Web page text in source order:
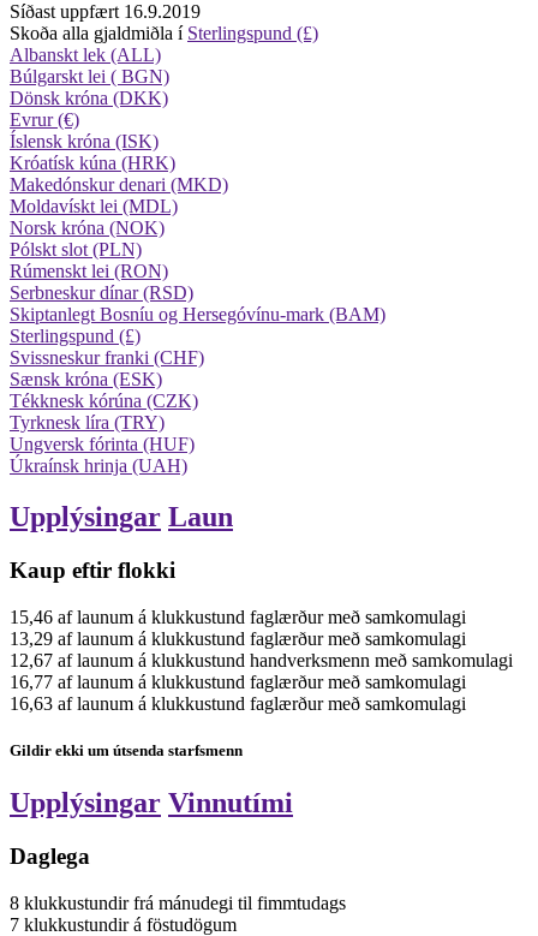
Síðast uppfært 16.9.2019
Skoða alla gjaldmiðla í Sterlingspund (£)
Albanskt lek (ALL)
Búlgarskt lei ( BGN)
Dönsk króna (DKK)
Evrur (€)
Íslensk króna (ISK)
Króatísk kúna (HRK)
Makedónskur denari (MKD)
Moldavískt lei (MDL)
Norsk króna (NOK)
Pólskt slot (PLN)
Rúmenskt lei (RON)
Serbneskur dínar (RSD)
Skiptanlegt Bosníu og Hersegóvínu-mark (BAM)
Sterlingspund (£)
Svissneskur franki (CHF)
Sænsk króna (ESK)
Tékknesk kórúna (CZK)
Tyrknesk líra (TRY)
Ungversk fórinta (HUF)
Úkraínsk hrinja (UAH)
Upplýsingar Laun
Kaup eftir flokki
15,46 af launum á klukkustund faglærðurmeð samkomulagi
13,29 af launum á klukkustund faglærðurmeð samkomulagi
12,67 af launum á klukkustund handverksmenn með samkomulagi
16,77 af launum á klukkustund faglærðurmeð samkomulagi
16,63 af launum á klukkustund faglærðurmeð samkomulagi
Gildir ekki um útsenda starfsmenn
Upplýsingar Vinnutími
Daglega
8 klukkustundirfrá mánudegi til fimmtudags
7 klukkustundirá föstudögum